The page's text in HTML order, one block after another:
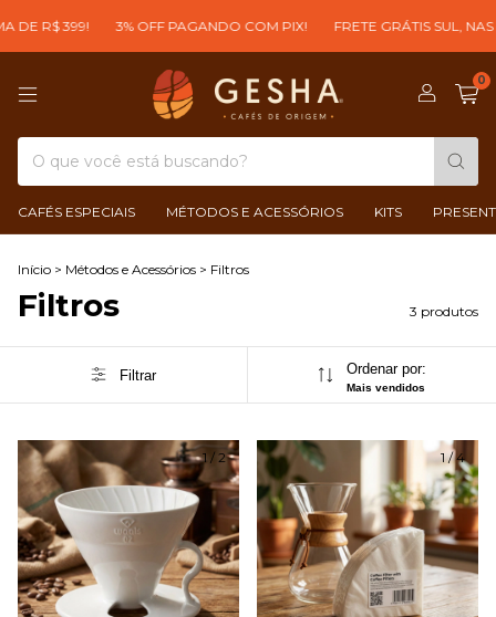
DE R$ 399! 3% OFF PAGANDO COM PIX! FRETE GRÁTIS SUL,
0
CAFÉS ESPECIAIS MÉTODOS E ACESSÓRIOS KITS
Início > Métodos e Acessórios > Filtros
Filtros 3 produtos
Filtrar Ordenar por:
Mais vendidos
1 / 2 1/4